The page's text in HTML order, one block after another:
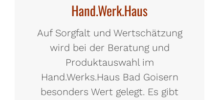
Hand.Werk.Haus
Auf Sorgfalt und Wertschätzung
wird bei der Beratung und
Produktauswahl im
Hand.Werks.Haus Bad Goisern
besonders Wert gelegt. Es gibt